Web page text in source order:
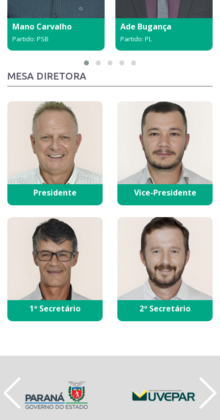
Mano Carvalho
Partido: PSB
Ade Bugança
Partido: PL
MESA DIRETORA
Presidente Vice-Presidente
1º Secretário 2º Secretário